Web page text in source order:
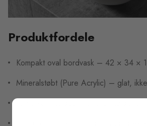
Produktfordele
Kompakt oval bordvask – 42 × 34 ×
Mineralstøbt (Pure Acrylic) – glat,